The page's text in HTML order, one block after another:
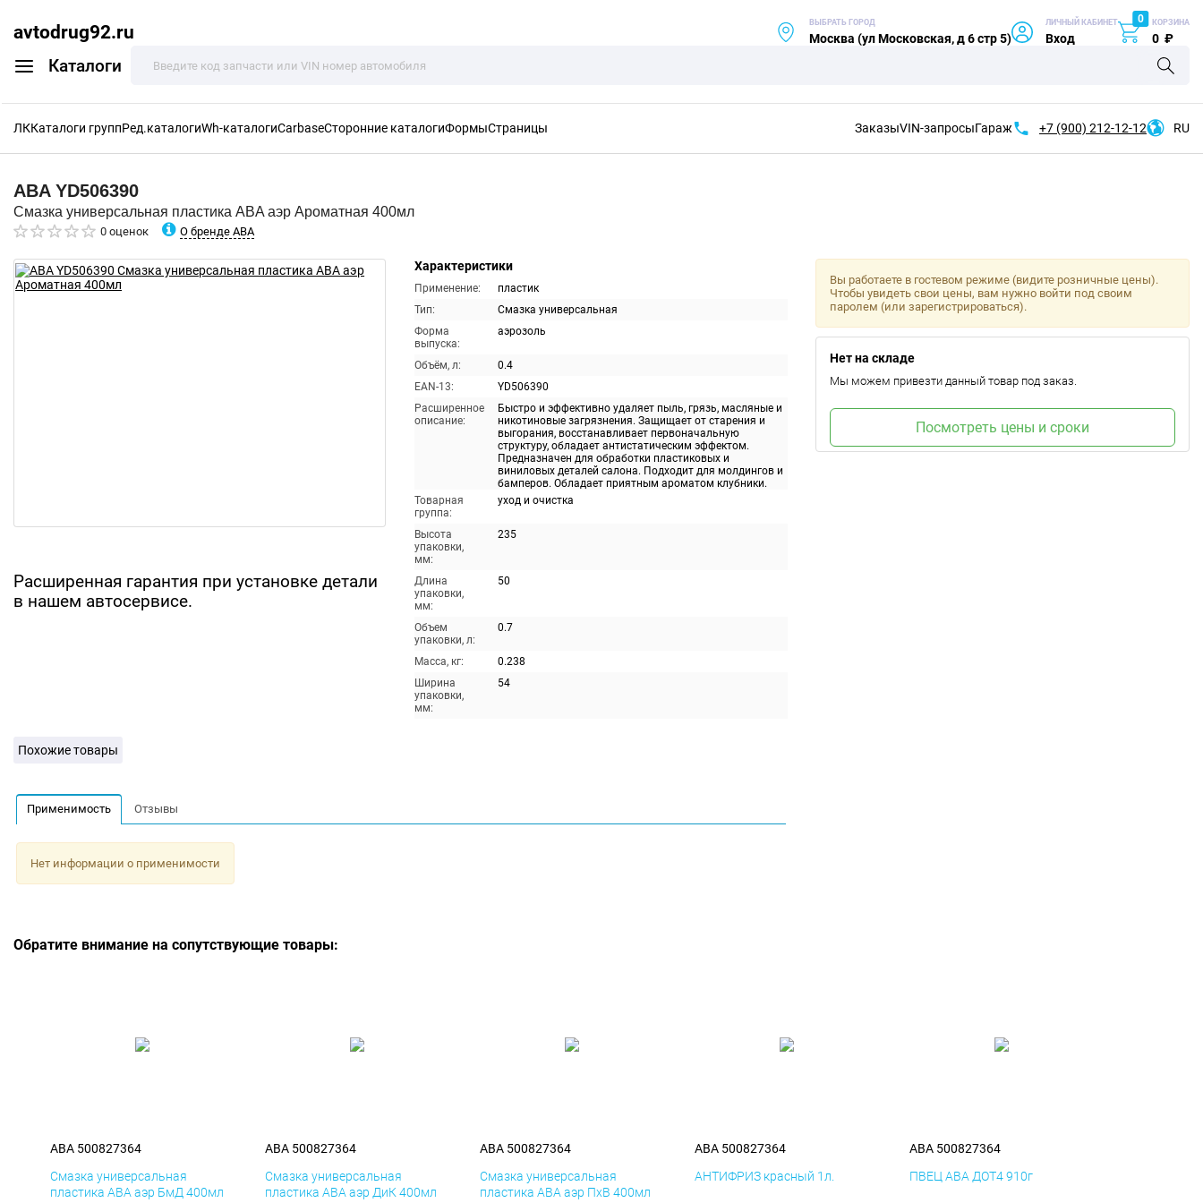
avtodrug92.ru
Каталоги
ВЫБРАТЬ ГОРОД
Москва (ул Московская, д 6 стр 5)
ЛИЧНЫЙ КАБИНЕТ
Вход
0 КОРЗИНА
0 ₽
ЛККаталоги группРед.каталогиWh-каталогиCarbaseСторонние каталогиФормыСтраницы ЗаказыVIN-запросыГараж +7 (900) 212-12-12 RU
ABA YD506390
Смазка универсальная пластика ABA аэр Ароматная 400мл
0 оценок О бренде ABA
Расширенная гарантия при установке детали
в нашем автосервисе.
Характеристики
Применение:
пластик
Тип:
Смазка универсальная
Форма
выпуска:
аэрозоль
Объём, л:
0.4
EAN-13:
YD506390
Расширенное
описание:
Быстро и эффективно удаляет пыль, грязь, масляные и
никотиновые загрязнения. Защищает от старения и
выгорания, восстанавливает первоначальную
структуру, обладает антистатическим эффектом.
Предназначен для обработки пластиковых и
виниловых деталей салона. Подходит для молдингов и
бамперов. Обладает приятным ароматом клубники.
Товарная
группа:
уход и очистка
Высота
упаковки,
мм:
235
Длина
упаковки,
мм:
50
Объем
упаковки, л:
0.7
Масса, кг:
0.238
Ширина
упаковки,
мм:
54
Вы работаете в гостевом режиме (видите розничные цены).
Чтобы увидеть свои цены, вам нужно войти под своим
паролем (или зарегистрироваться).
Нет на складе
Мы можем привезти данный товар под заказ.
Посмотреть цены и сроки
Похожие товары
Применимость Отзывы
Нет информации о применимости
Обратите внимание на сопутствующие товары:
ABA 500827364
Смазка универсальная
пластика ABA аэр БмД 400мл
ABA 500827364
Смазка универсальная
пластика ABA аэр ДиК 400мл
ABA 500827364
Смазка универсальная
пластика ABA аэр ПхВ 400мл
ABA 500827364
АНТИФРИЗ красный 1л.
ABA 500827364
ПВЕЦ ABA ДОТ4 910г